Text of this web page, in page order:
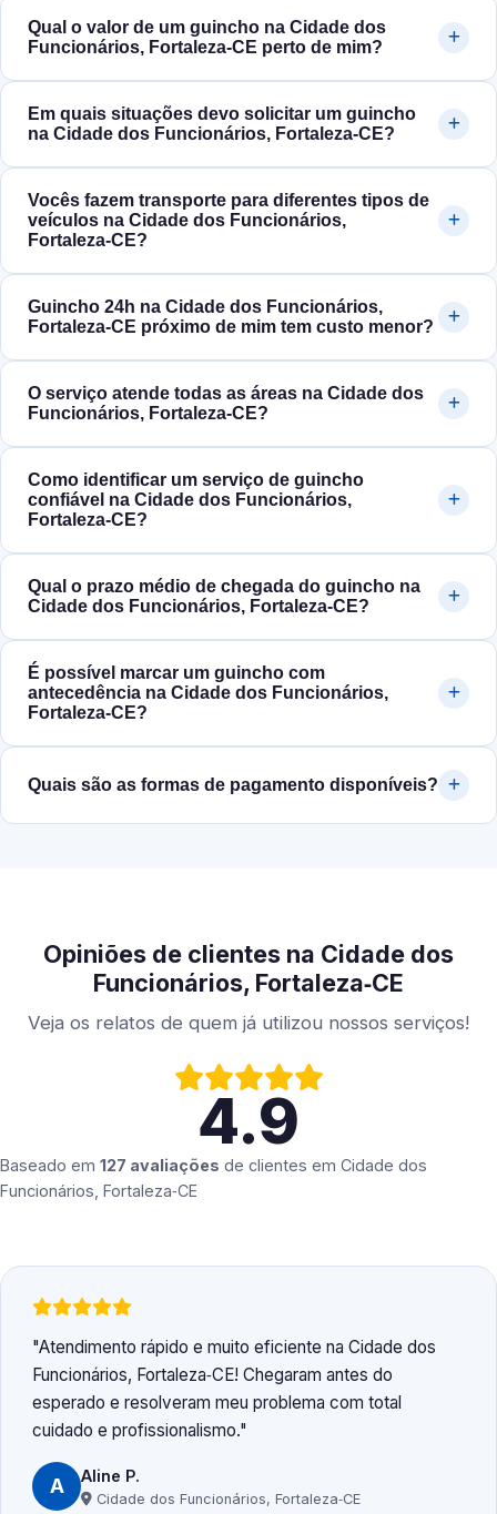
Qual o valor de um guincho na Cidade dos
Funcionários, Fortaleza‑CE perto de mim?
Em quais situações devo solicitar um guincho
na Cidade dos Funcionários, Fortaleza‑CE?
Vocês fazem transporte para diferentes tipos de
veículos na Cidade dos Funcionários,
Fortaleza‑CE?
Guincho 24h na Cidade dos Funcionários,
Fortaleza‑CE próximo de mim tem custo menor?
O serviço atende todas as áreas na Cidade dos
Funcionários, Fortaleza‑CE?
Como identificar um serviço de guincho
confiável na Cidade dos Funcionários,
Fortaleza‑CE?
Qual o prazo médio de chegada do guincho na
Cidade dos Funcionários, Fortaleza‑CE?
É possível marcar um guincho com
antecedência na Cidade dos Funcionários,
Fortaleza‑CE?
Quais são as formas de pagamento disponíveis?
Opiniões de clientes na Cidade dos
Funcionários, Fortaleza‑CE
Veja os relatos de quem já utilizou nossos serviços!
4.9
Baseado em 127 avaliações de clientes em Cidade dos
Funcionários, Fortaleza‑CE
Atendimento rápido e muito eficiente na Cidade dos
Funcionários, Fortaleza‑CE! Chegaram antes do
esperado e resolveram meu problema com total
cuidado e profissionalismo.
A Aline P.
Cidade dos Funcionários, Fortaleza‑CE